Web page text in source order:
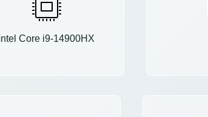
Intel Core i9-14900HX